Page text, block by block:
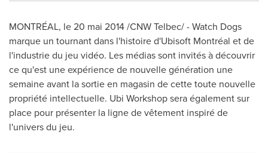
MONTRÉAL, le 20 mai 2014 /CNW Telbec/ - Watch Dogs
marque un tournant dans l'histoire d'Ubisoft Montréal et de
l'industrie du jeu vidéo. Les médias sont invités à découvrir
ce qu'est une expérience de nouvelle génération une
semaine avant la sortie en magasin de cette toute nouvelle
propriété intellectuelle. Ubi Workshop sera également sur
place pour présenter la ligne de vêtement inspiré de
l'univers du jeu.